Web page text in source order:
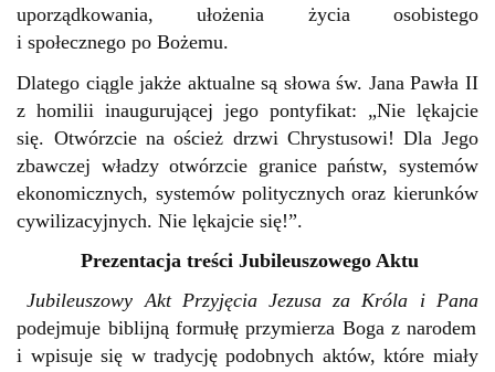
uporządkowania, ułożenia życia osobistego
i społecznego po Bożemu.
Dlatego ciągle jakże aktualne są słowa św. Jana Pawła II
z homilii inaugurującej jego pontyfikat: „Nie lękajcie
się. Otwórzcie na oścież drzwi Chrystusowi! Dla Jego
zbawczej władzy otwórzcie granice państw, systemów
ekonomicznych, systemów politycznych oraz kierunków
cywilizacyjnych. Nie lękajcie się!”.
Prezentacja treści Jubileuszowego Aktu
Jubileuszowy Akt Przyjęcia Jezusa za Króla i Pana
podejmuje biblijną formułę przymierza Boga z narodem
i wpisuje się w tradycję podobnych aktów, które miały